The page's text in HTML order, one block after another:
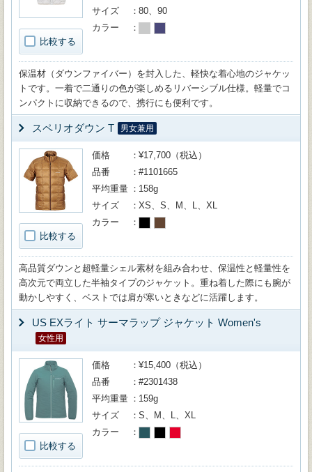
比較する
サイズ
80、90
カラー
保温材（ダウンファイバー）を封入した、軽快な着心地のジャケッ
トです。一着で二通りの色が楽しめるリバーシブル仕様。軽量でコ
ンパクトに収納できるので、携行にも便利です。
スペリオダウン T 男女兼用
比較する
価格
¥17,700（税込）
品番
#1101665
平均重量
158g
サイズ
XS、S、M、L、XL
カラー
高品質ダウンと超軽量シェル素材を組み合わせ、保温性と軽量性を
高次元で両立した半袖タイプのジャケット。重ね着した際にも腕が
動かしやすく、ベストでは肩が寒いときなどに活躍します。
US EXライト サーマラップ ジャケット Women's
女性用
比較する
価格
¥15,400（税込）
品番
#2301438
平均重量
159g
サイズ
S、M、L、XL
カラー